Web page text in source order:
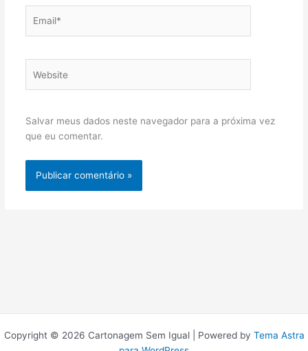
Salvar meus dados neste navegador para a próxima vez
que eu comentar.
Copyright © 2026 Cartonagem Sem Igual | Powered by Tema Astra